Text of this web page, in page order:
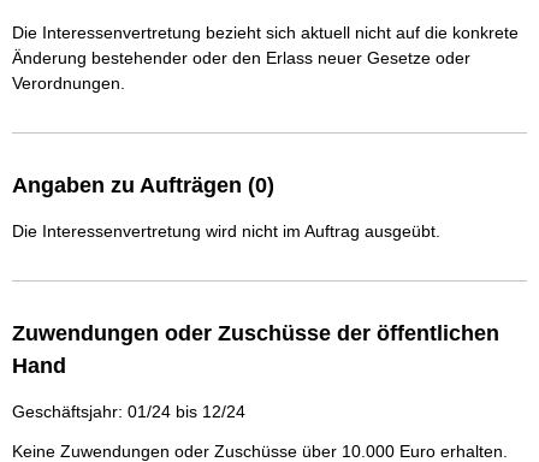
Die Interessenvertretung bezieht sich aktuell nicht auf die konkrete
Änderung bestehender oder den Erlass neuer Gesetze oder
Verordnungen.
Angaben zu Aufträgen (0)
Die Interessenvertretung wird nicht im Auftrag ausgeübt.
Zuwendungen oder Zuschüsse der öffentlichen
Hand
Geschäftsjahr: 01/24 bis 12/24
Keine Zuwendungen oder Zuschüsse über 10.000 Euro erhalten.